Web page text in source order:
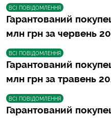
ВСІ ПОВІДОМЛЕННЯ
Гарантований
млн грн за червень
ВСІ ПОВІДОМЛЕННЯ
Гарантований
млн грн за травень
ВСІ ПОВІДОМЛЕННЯ
Гарантований